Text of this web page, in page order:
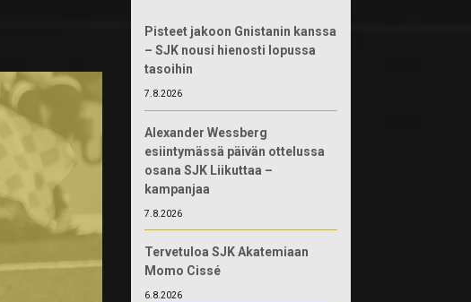
Pisteet jakoon Gnistanin kanssa
– SJK nousi hienosti lopussa
tasoihin
7.8.2026
Alexander Wessberg
esiintymässä päivän ottelussa
osana SJK Liikuttaa –
kampanjaa
7.8.2026
Tervetuloa SJK Akatemiaan
Momo Cissé
6.8.2026